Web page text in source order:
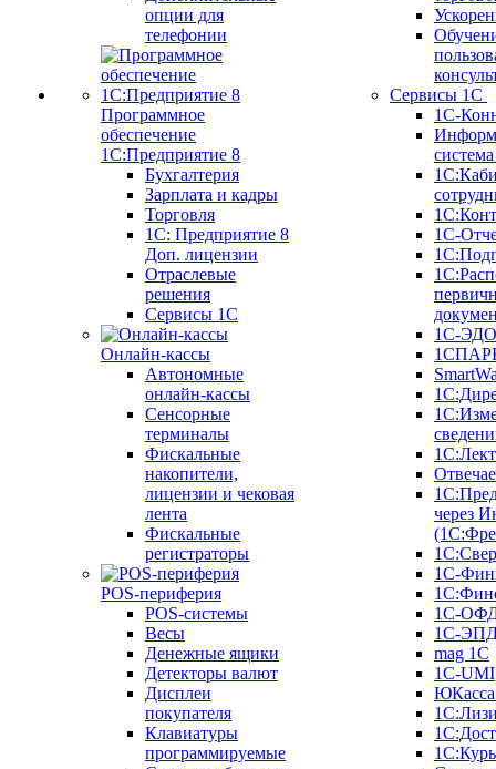
опции для
телефонии
Программное
обеспечение
1С:Предприятие 8
Бухгалтерия
Зарплата и кадры
Торговля
1C: Предприятие 8
Доп. лицензии
Отраслевые
решения
Сервисы 1С
Онлайн-кассы
Автономные
онлайн-кассы
Сенсорные
терминалы
Фискальные
накопители,
лицензии и чековая
лента
Фискальные
регистраторы
POS-периферия
POS-системы
Весы
Денежные ящики
Детекторы валют
Дисплеи
покупателя
Клавиатуры
программируемые
Сервисы 1С
1С-
1С-
1С-ЭДО
через
1С-
1С-
1С-
mag 1C
1C-UMI